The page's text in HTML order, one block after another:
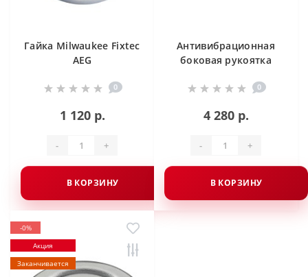
Гайка Milwaukee Fixtec
AEG
0
1 120 р.
- +
В КОРЗИНУ
Антивибрационная
боковая рукоятка
0
4 280 р.
- +
В КОРЗИНУ
-0%
Акция
Заканчивается